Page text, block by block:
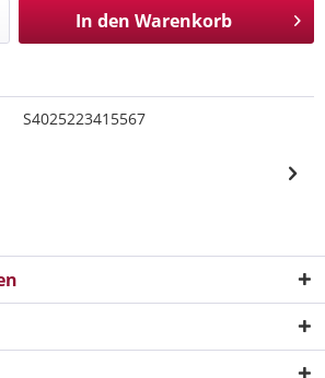
In den Warenkorb
S4025223415567